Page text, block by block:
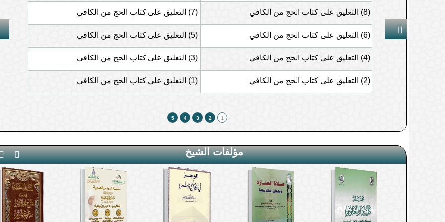
صفة صلاة الاستخارة
كيف تعرف نتيجة الاستخارة؟
حكم الاستخارة لأكثر من أمر في صلاة واحدة
هل صلاة الاستخارة خاصة بصاحب الحاجة فقط؟
صفة دعاء الاستخارة
الذنوب والمعاصي من أمراض القلوب
أعمال القلوب أعظم تأثيرا في زيادة الإيمان من أعمال الجوارح
(8) التعليق على كتاب الحج من الكافي (7) التعليق على كتاب الحج من الكافي
(6) التعليق على كتاب الحج من الكافي (5) التعليق على كتاب الحج من الكافي
(4) التعليق على كتاب الحج من الكافي (3) التعليق على كتاب الحج من الكافي
(2) التعليق على كتاب الحج من الكافي (1) التعليق على كتاب الحج من الكافي
1
2
3
4
5
مؤلفات الشيخ